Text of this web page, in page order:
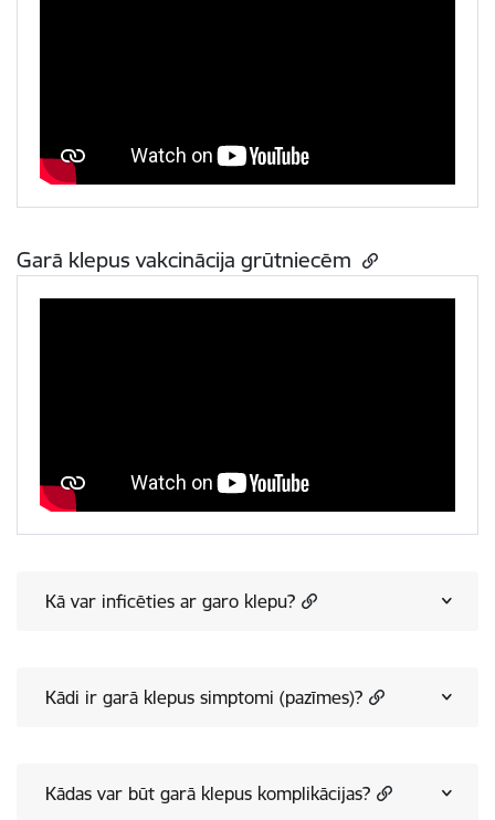
Garā klepus vakcinācija grūtniecēm
Kā var inficēties ar garo klepu?
Kādi ir garā klepus simptomi (pazīmes)?
Kādas var būt garā klepus komplikācijas?